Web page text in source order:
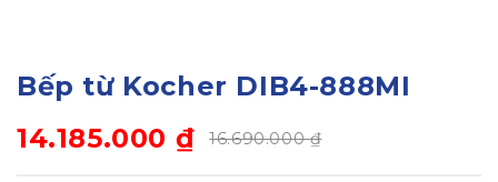
Bếp từ Kocher DIB4-888MI
16.690.000₫
14.185.000 ₫